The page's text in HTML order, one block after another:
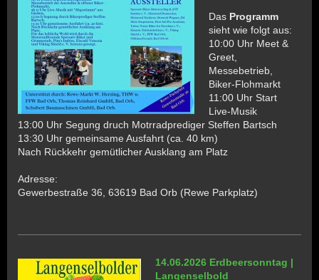
Das Programm
sieht wie folgt aus:
10:00 Uhr Meet &
Greet,
Messebetrieb,
Biker-Flohmarkt
11:00 Uhr Start
Live-Musik
13:00 Uhr Segung druch Motrradprediger Steffen Bartsch
13:30 Uhr gemeinsame Ausfahrt (ca. 40 km)
Nach Rückkehr gemütlicher Ausklang am Platz
Adresse:
Gewerbestraße 36, 63619 Bad Orb (Rewe Parkplatz)
14.06.2026 Erdbeersonntag |
Langenselbold